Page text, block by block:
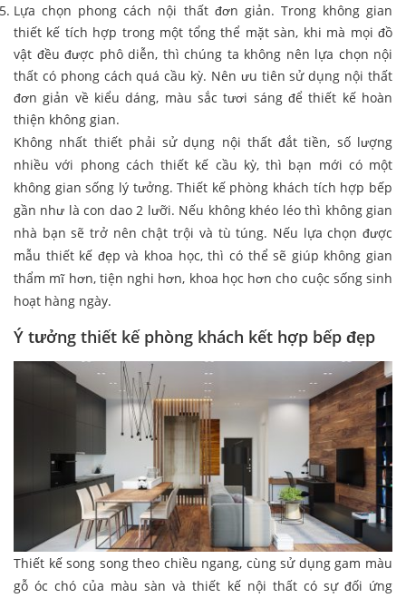
Lựa chọn phong cách nội thất đơn giản. Trong không gian
thiết kế tích hợp trong một tổng thể mặt sàn, khi mà mọi đồ
vật đều được phô diễn, thì chúng ta không nên lựa chọn nội
thất có phong cách quá cầu kỳ. Nên ưu tiên sử dụng nội thất
đơn giản về kiểu dáng, màu sắc tươi sáng để thiết kế hoàn
thiện không gian.
Không nhất thiết phải sử dụng nội thất đắt tiền, số lượng
nhiều với phong cách thiết kế cầu kỳ, thì bạn mới có một
không gian sống lý tưởng. Thiết kế phòng khách tích hợp bếp
gần như là con dao 2 lưỡi. Nếu không khéo léo thì không gian
nhà bạn sẽ trở nên chật trội và tù túng. Nếu lựa chọn được
mẫu thiết kế đẹp và khoa học, thì có thể sẽ giúp không gian
thẩm mĩ hơn, tiện nghi hơn, khoa học hơn cho cuộc sống sinh
hoạt hàng ngày.
Ý tưởng thiết kế phòng khách kết hợp bếp đẹp
Thiết kế song song theo chiều ngang, cùng sử dụng gam màu
gỗ óc chó của màu sàn và thiết kế nội thất có sự đối ứng